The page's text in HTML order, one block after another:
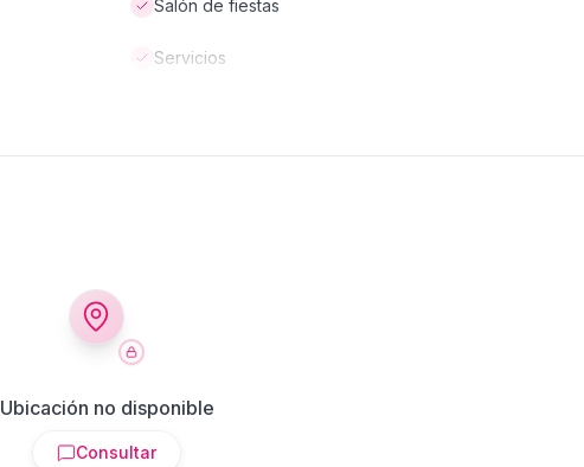
Salón de fiestas
Servicios
Ubicación no disponible
Consultar